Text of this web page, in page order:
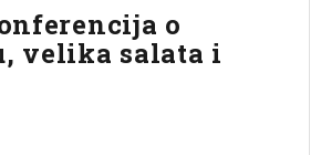
o
velika salata i